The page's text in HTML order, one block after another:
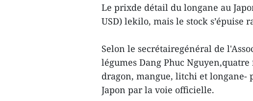
Le prixde détail du longane au
USD) lekilo, mais le stock s’épuise
Selon le secrétairegénéral de
légumes Dang Phuc
dragon, mangue, litchi et longane-
Japon par la voie officielle.